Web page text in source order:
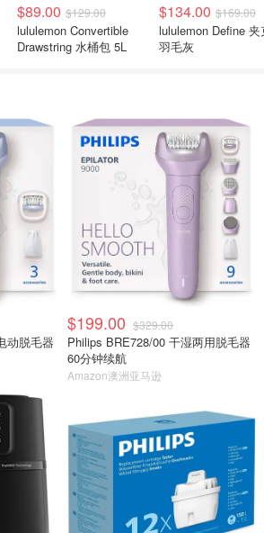
$89.00 $129.00
lululemon Convertible
Drawstring 水桶包 5L
$134.00 $169.00
lululemon Define 夹
羽毛灰
动脱毛器
$199.00 $329.00
Philips BRE728/00 干湿两用脱毛器
60分钟续航
Amazon澳洲亚马逊